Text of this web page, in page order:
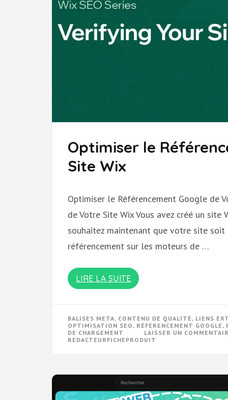
Optimiser le
Site Wix
Optimiser le Référencement Google de
de Votre Site Wix Vous avez créé un
souhaitez maintenant que votre site
référencement sur les moteurs de …
LIRE LA SUITE
BALISES META, CONTENU DE QUALITÉ , LIENS
OPTIMISATION SEO , RÉFÉRENCEMENT GOOGLE ,
DE CHARGEMENT
LAISSER UN
REDACTEURFICHEPRODUIT